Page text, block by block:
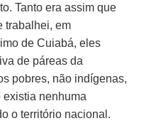
Tanto era assim que
trabalhei, em
de Cuiabá, eles
de páreas da
pobres, não indígenas,
existia nenhuma
o território nacional.